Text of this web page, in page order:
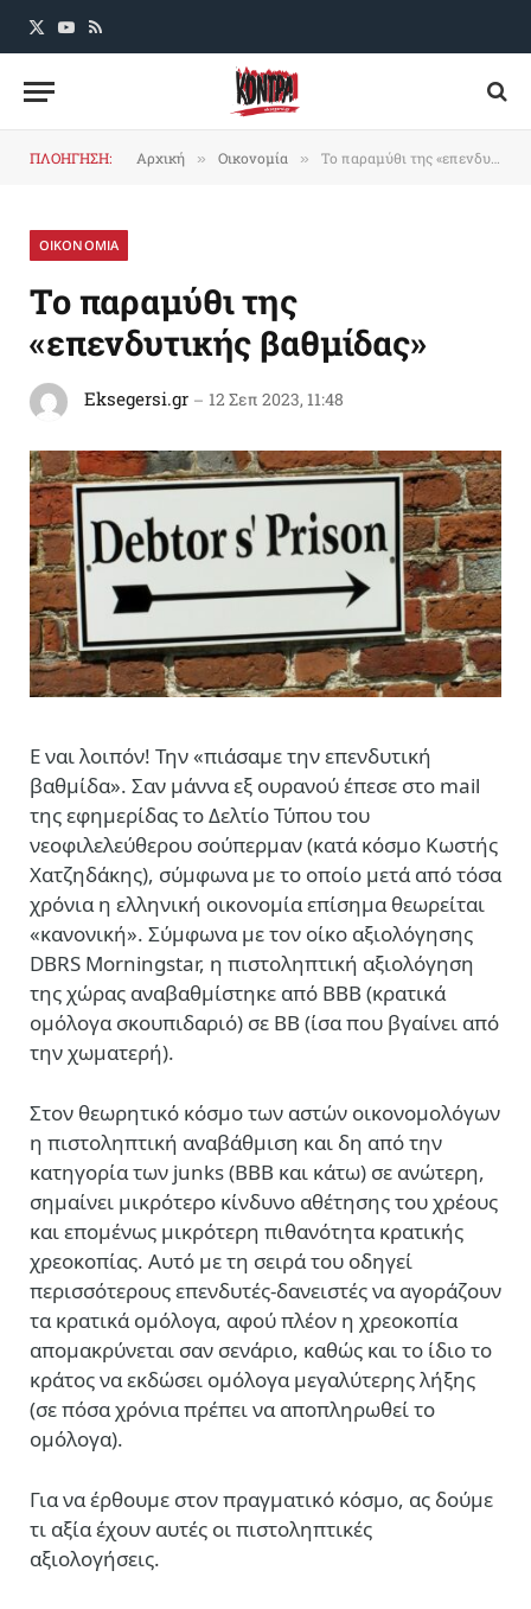
X
YouTube
RSS
ΠΛΟΗΓΗΣΗ: Αρχική » Οικονομία » Το παραμύθι της «επενδυτικής βαθμίδας»
ΟΙΚΟΝΟΜΙΑ
Το παραμύθι της
«επενδυτικής βαθμίδας»
Eksegersi.gr 12 Σεπ 2023, 11:48
Ε ναι λοιπόν! Την «πιάσαμε την επενδυτική
βαθμίδα». Σαν μάννα εξ ουρανού έπεσε στο mail
της εφημερίδας το Δελτίο Τύπου του
νεοφιλελεύθερου σούπερμαν (κατά κόσμο Κωστής
Χατζηδάκης), σύμφωνα με το οποίο μετά από τόσα
χρόνια η ελληνική οικονομία επίσημα θεωρείται
«κανονική». Σύμφωνα με τον οίκο αξιολόγησης
DBRS Morningstar, η πιστοληπτική αξιολόγηση
της χώρας αναβαθμίστηκε από ΒΒΒ (κρατικά
ομόλογα σκουπιδαριό) σε BB (ίσα που βγαίνει από
την χωματερή).
Στον θεωρητικό κόσμο των αστών οικονομολόγων
η πιστοληπτική αναβάθμιση και δη από την
κατηγορία των junks (BBB και κάτω) σε ανώτερη,
σημαίνει μικρότερο κίνδυνο αθέτησης του χρέους
και επομένως μικρότερη πιθανότητα κρατικής
χρεοκοπίας. Αυτό με τη σειρά του οδηγεί
περισσότερους επενδυτές-δανειστές να αγοράζουν
τα κρατικά ομόλογα, αφού πλέον η χρεοκοπία
απομακρύνεται σαν σενάριο, καθώς και το ίδιο το
κράτος να εκδώσει ομόλογα μεγαλύτερης λήξης
(σε πόσα χρόνια πρέπει να αποπληρωθεί το
ομόλογα).
Για να έρθουμε στον πραγματικό κόσμο, ας δούμε
τι αξία έχουν αυτές οι πιστοληπτικές
αξιολογήσεις.